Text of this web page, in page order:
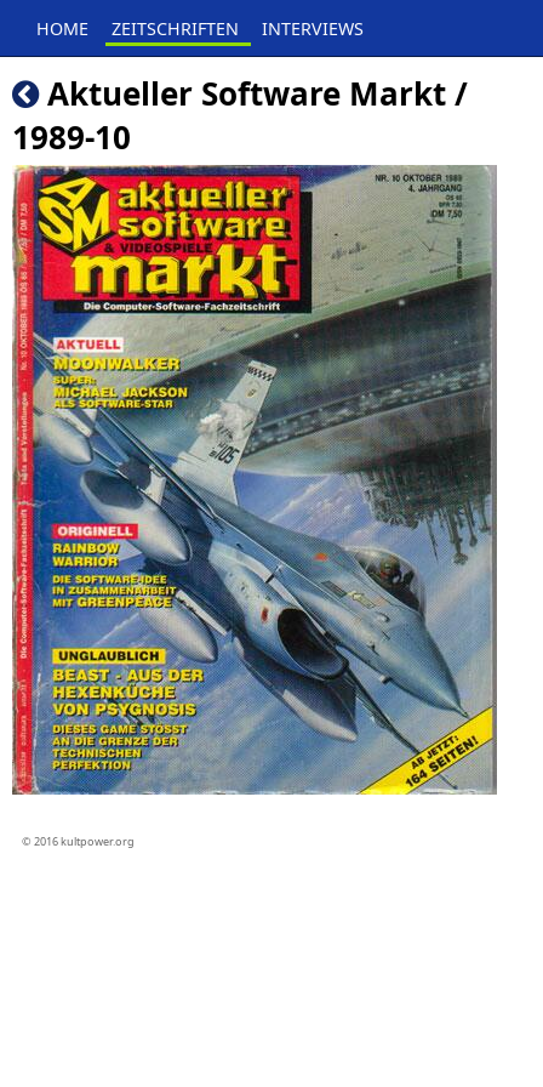
HOME ZEITSCHRIFTEN INTERVIEWS
Aktueller Software Markt /
1989-10
© 2016 kultpower.org